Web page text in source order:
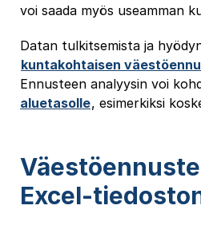
voi saada myös useamman
Datan tulkitsemista ja
kuntakohtaisen
Ennusteen analyysin voi
aluetasolle, esimerkiksi
Excel-